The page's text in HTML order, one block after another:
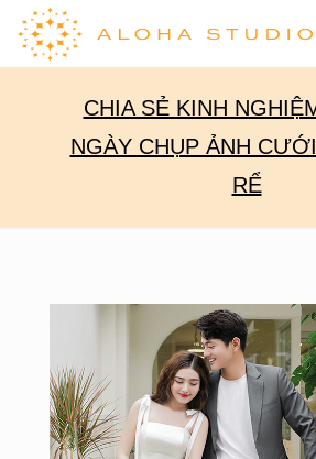
CHIA SẺ KINH
NGÀY CHỤP ẢNH
RỂ